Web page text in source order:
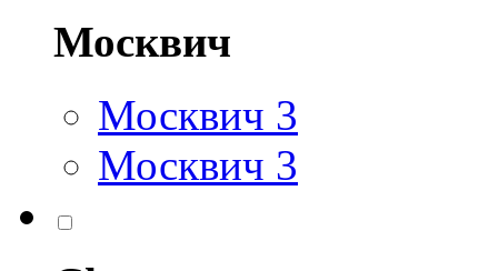
Москвич
Москвич 3
Москвич 3